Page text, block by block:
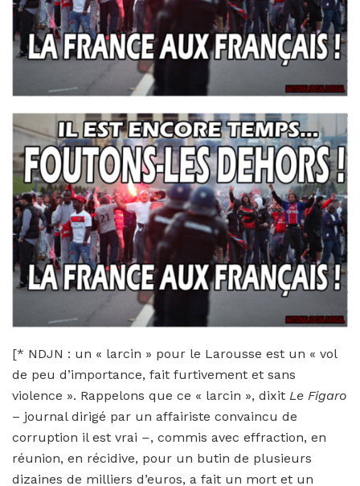
[* NDJN : un « larcin » pour le Larousse est un « vol
de peu d’importance, fait furtivement et sans
violence ». Rappelons que ce « larcin », dixit Le Figaro
– journal dirigé par un affairiste convaincu de
corruption il est vrai –, commis avec effraction, en
réunion, en récidive, pour un butin de plusieurs
dizaines de milliers d’euros, a fait un mort et un